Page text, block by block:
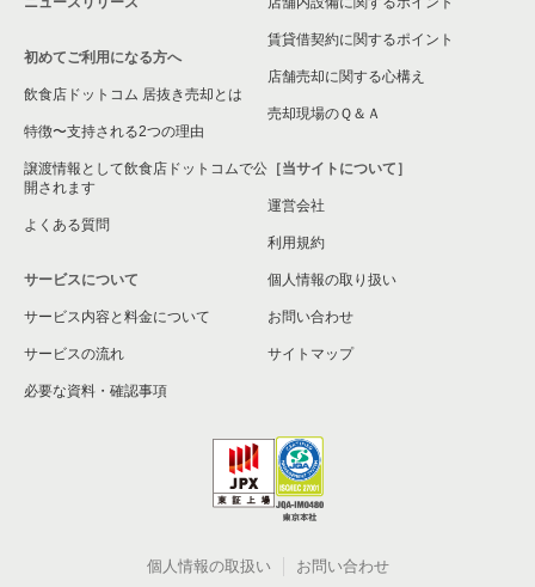
初めてご利用になる方へ
飲食店ドットコム 居抜き売却とは
特徴〜支持される2つの理由
譲渡情報として飲食店ドットコムで公
開されます
よくある質問
サービスについて
サービス内容と料金について
サービスの流れ
必要な資料・確認事項
賃貸借契約に関するポイント
店舗売却に関する心構え
売却現場のＱ＆Ａ
［当サイトについて］
運営会社
利用規約
個人情報の取り扱い
お問い合わせ
サイトマップ
個人情報の取扱い お問い合わせ